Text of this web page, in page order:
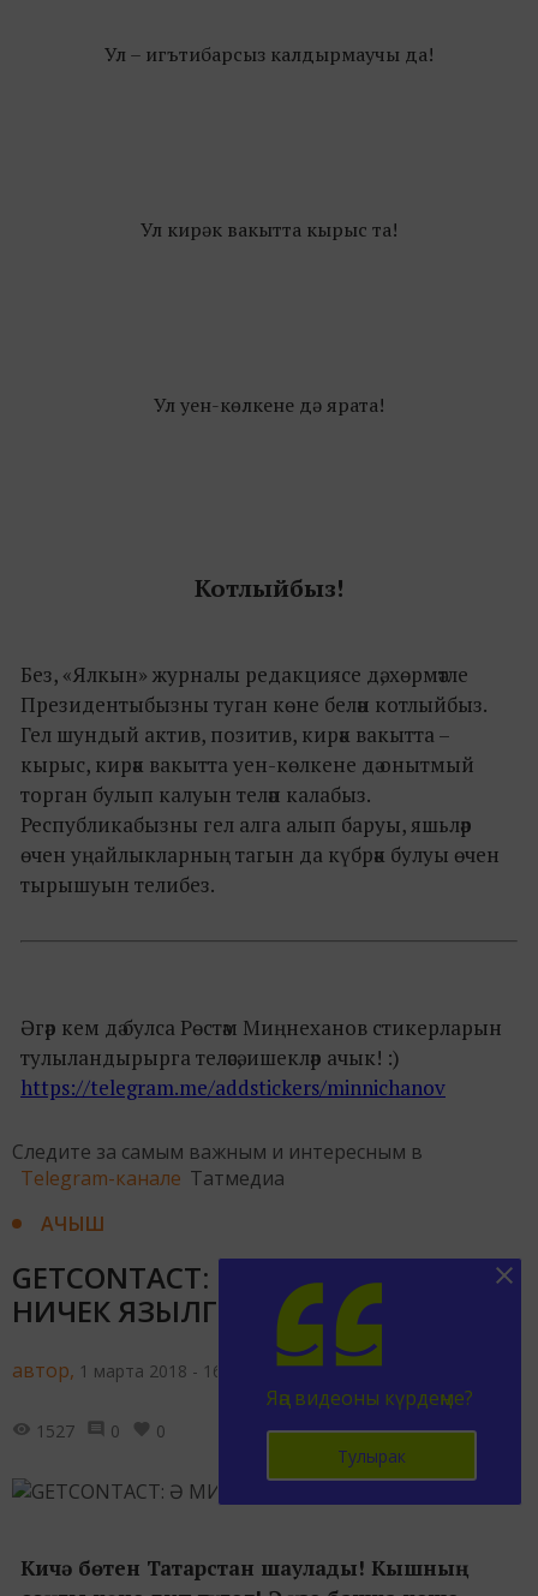
Ул – игътибарсыз калдырмаучы да!
Ул кирәк вакытта кырыс та!
Ул уен-көлкене дә ярата!
Котлыйбыз!
Без, «Ялкын» журналы редакциясе дә, хөрмәтле
Президентыбызны туган көне белән котлыйбыз.
Гел шундый актив, позитив, кирәк вакытта –
кырыс, кирәк вакытта уен-көлкене дә онытмый
торган булып калуын теләп калабыз.
Республикабызны гел алга алып баруы, яшьләр
өчен уңайлыкларның тагын да күбрәк булуы өчен
тырышуын телибез.
Әгәр кем дә булса Рөстәм Миңнеханов стикерларын
тулыландырырга теләсә, ишекләр ачык! :)
https://telegram.me/addstickers/minnichanov
Следите за самым важным и интересным в
Telegram-канале Татмедиа
АЧЫШ
GETCONTACT: Ә МИН СИНДӘ
НИЧЕК ЯЗЫЛГАН?
автор, 1 марта 2018 - 16:25
1527 0 0
Кичә бөтен Татарстан шаулады! Кышның
Яңа видеоны күрдеңме?
Тулырак